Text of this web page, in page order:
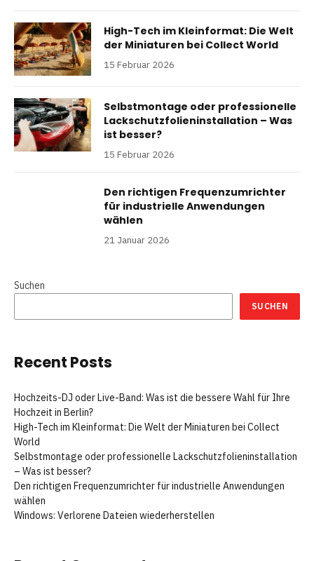
High-Tech im Kleinformat: Die Welt
der Miniaturen bei Collect World
15 Februar 2026
Selbstmontage oder professionelle
Lackschutzfolieninstallation – Was
ist besser?
15 Februar 2026
Den richtigen Frequenzumrichter
für industrielle Anwendungen
wählen
21 Januar 2026
Suchen
SUCHEN
Recent Posts
Hochzeits-DJ oder Live-Band: Was ist die bessere Wahl für Ihre
Hochzeit in Berlin?
High-Tech im Kleinformat: Die Welt der Miniaturen bei Collect
World
Selbstmontage oder professionelle Lackschutzfolieninstallation
– Was ist besser?
Den richtigen Frequenzumrichter für industrielle Anwendungen
wählen
Windows: Verlorene Dateien wiederherstellen